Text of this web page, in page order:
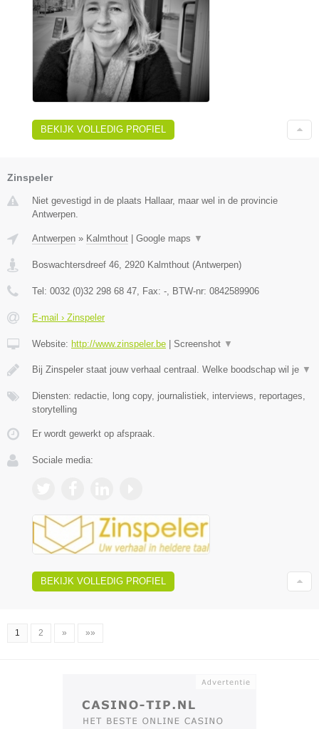
BEKIJK VOLLEDIG PROFIEL
Zinspeler
Niet gevestigd in de plaats Hallaar, maar wel in de provincie
Antwerpen.
Antwerpen » Kalmthout | Google maps ▼
Boswachtersdreef 46 2920 Kalmthout (Antwerpen)
Tel: 0032 (0)32 298 68 47 , Fax: - , BTW-nr: 0842589906
E-mail › Zinspeler
Website: http://www.zinspeler.be | Screenshot ▼
Bij Zinspeler staat jouw verhaal centraal. Welke boodschap wil je ▼
Diensten: redactie, long copy, journalistiek, interviews, reportages,
storytelling
Er wordt gewerkt op afspraak.
Sociale media:
BEKIJK VOLLEDIG PROFIEL
1 2 » »»